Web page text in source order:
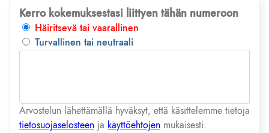
Kerro kokemuksestasi liittyen tähän numeroon
Häiritsevä tai vaarallinen
Turvallinen tai neutraali
Arvostelun lähettämällä hyväksyt, että käsittelemme tietoja
tietosuojaselosteen ja käyttöehtojen mukaisesti.